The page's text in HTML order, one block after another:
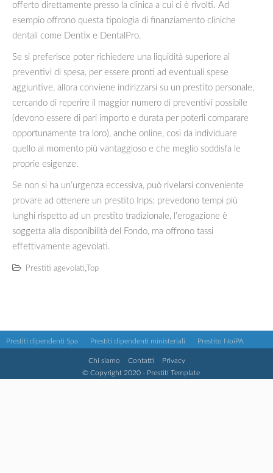
offerto direttamente presso la clinica a cui ci è rivolti. Ad
esempio offrono questa tipologia di finanziamento cliniche
dentali come Dentix e DentalPro.
Se si preferisce poter richiedere una liquidità superiore ai
preventivi di spesa, per essere pronti ad eventuali spese
aggiuntive, allora conviene indirizzarsi su un prestito personale,
cercando di reperire il maggior numero di preventivi possibile
(devono essere di pari importo e durata per poterli comparare
opportunamente tra loro), anche online, così da individuare
quello al momento più vantaggioso e che meglio soddisfa le
proprie esigenze.
Se non si ha un’urgenza eccessiva, può rivelarsi conveniente
provare ad ottenere un prestito Inps: prevedono tempi più
lunghi rispetto ad un prestito tradizionale, l’erogazione è
soggetta alla disponibilità del Fondo, ma offrono tassi
effettivamente agevolati.
Prestiti agevolati, Top
Prestiti dipendenti Spa Prestiti dipendenti ministeriali Prestito NoiPA
Chi siamo Contatti
Privacy
© Copyright 2020 - Prestiti Template